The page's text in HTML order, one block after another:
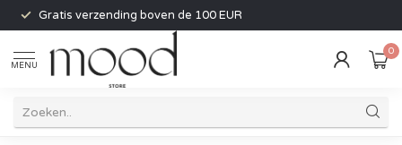
Gratis verzending boven de 100 EUR
MENU
0